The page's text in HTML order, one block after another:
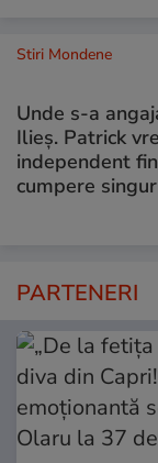
Stiri Mondene
Unde s-a
Ilieș. Patrick
independent
cumpere
PARTENERI